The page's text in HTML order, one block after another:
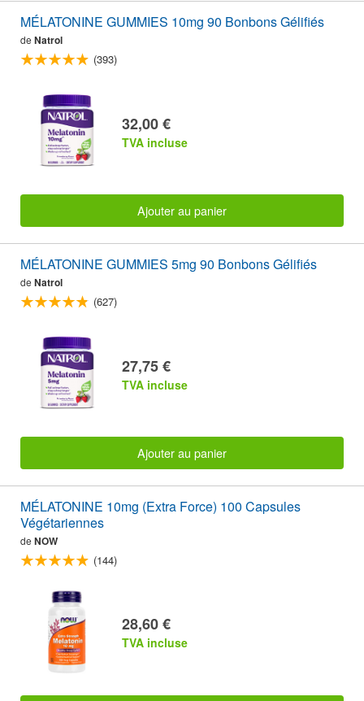
MÉLATONINE GUMMIES 10mg 90 Bonbons Gélifiés
de Natrol
(393)
32,00 €
TVA incluse
Ajouter au panier
MÉLATONINE GUMMIES 5mg 90 Bonbons Gélifiés
de Natrol
(627)
27,75 €
TVA incluse
Ajouter au panier
MÉLATONINE 10mg (Extra Force) 100 Capsules
Végétariennes
de NOW
(144)
28,60 €
TVA incluse